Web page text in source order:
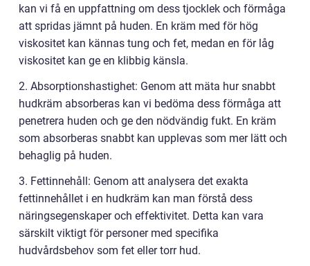
kan vi få en uppfattning om dess tjocklek och förmåga
att spridas jämnt på huden. En kräm med för hög
viskositet kan kännas tung och fet, medan en för låg
viskositet kan ge en klibbig känsla.
2. Absorptionshastighet: Genom att mäta hur snabbt
hudkräm absorberas kan vi bedöma dess förmåga att
penetrera huden och ge den nödvändig fukt. En kräm
som absorberas snabbt kan upplevas som mer lätt och
behaglig på huden.
3. Fettinnehåll: Genom att analysera det exakta
fettinnehållet i en hudkräm kan man förstå dess
näringsegenskaper och effektivitet. Detta kan vara
särskilt viktigt för personer med specifika
hudvårdsbehov som fet eller torr hud.